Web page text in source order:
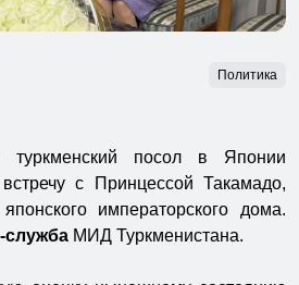
Политика
посол в Японии
с Принцессой Такамадо,
императорского дома.
служба МИД Туркменистана.